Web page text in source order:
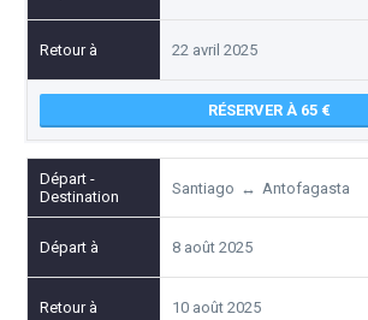
22 avril 2025
RÉSERVER À 65
Santiago ↔ Antofagasta
8 août 2025
10 août 2025